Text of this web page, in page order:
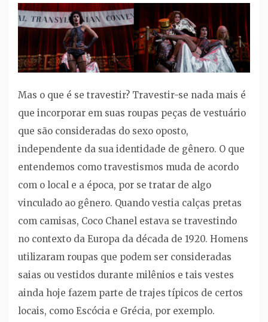
Mas o que é se travestir? Travestir-se nada mais é
que incorporar em suas roupas peças de vestuário
que são consideradas do sexo oposto,
independente da sua identidade de gênero. O que
entendemos como travestismos muda de acordo
com o local e a época, por se tratar de algo
vinculado ao gênero. Quando vestia calças pretas
com camisas, Coco Chanel estava se travestindo
no contexto da Europa da década de 1920. Homens
utilizaram roupas que podem ser consideradas
saias ou vestidos durante milênios e tais vestes
ainda hoje fazem parte de trajes típicos de certos
locais, como Escócia e Grécia, por exemplo.